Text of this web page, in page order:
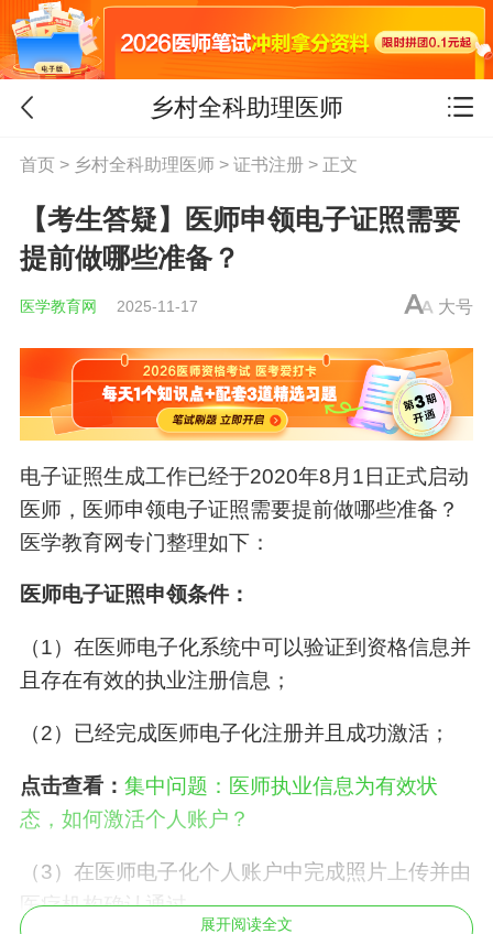
乡村全科助理医师
首页> 乡村全科助理医师> 证书注册> 正文
​【考生答疑】医师申领电子证照需要
提前做哪些准备？
医学教育网 2025-11-17 大号
电子证照生成工作已经于2020年8月1日正式启动
医师，医师申领电子证照需要提前做哪些准备？
医学教育网专门整理如下：
医师电子证照申领条件：
（1）在医师电子化系统中可以验证到资格信息并
且存在有效的执业注册信息；
（2）已经完成医师电子化注册并且成功激活；
点击查看： 集中问题：医师执业信息为有效状
态，如何激活个人账户？
（3）在医师电子化个人账户中完成照片上传并由
医疗机构确认通过。
展开阅读全文